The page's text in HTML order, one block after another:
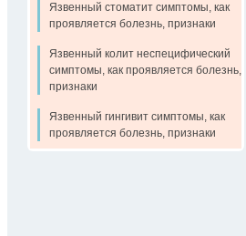
Язвенный стоматит симптомы, как
проявляется болезнь, признаки
Язвенный колит неспецифический
симптомы, как проявляется болезнь,
признаки
Язвенный гингивит симптомы, как
проявляется болезнь, признаки